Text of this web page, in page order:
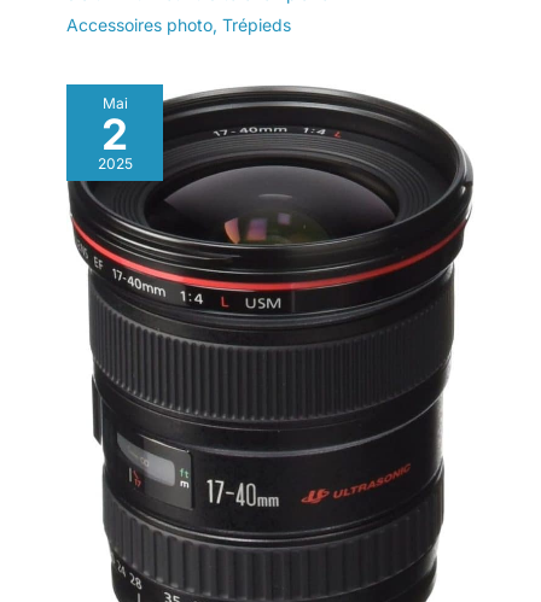
Accessoires photo, Trépieds
Mai
2
2025